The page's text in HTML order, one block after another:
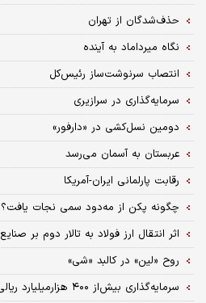
حذف‌شدگان از تهران
نگاه میرداماد به آینده
انتصاب سرنوشت‌ساز رئیس‌کل
سرمایه‌گذاری در سرازیری
دومین نسل‌کشی در «دارفور»
عربستان به آسمان می‌رسد
رقابت پارلمانی ایران-آمریکا
چگونه پکن از مه‌دود سمی نجات یافت؟
اثر انتقال ارز فولاد به تالار دوم بر صنایع
روح «لین» در کالبد «شی»
سرمایه‌گذاری بیش‌از ۴۰۰ هزار‌میلیارد ریالی در هرمزگان